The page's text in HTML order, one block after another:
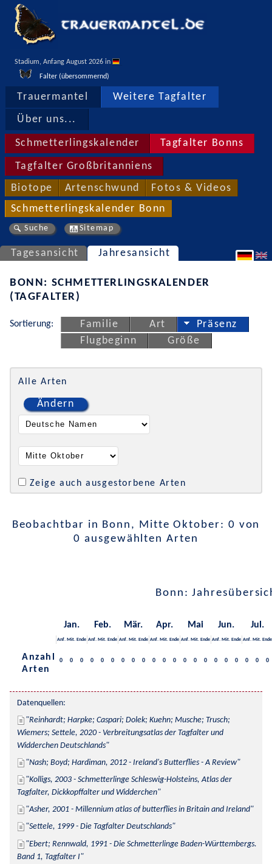
Stadium, Anfang August 2026 in
Falter (übersommernd)
Trauermantel Weitere Tagfalter
Über uns...
Schmetterlingskalender Tagfalter Bonns
Tagfalter Großbritanniens
Biotope Artenschwund Fotos & Videos
Schmetterlingskalender Bonn
Suche Sitemap
Tagesansicht Jahresansicht
BONN: SCHMETTERLINGSKALENDER
(TAGFALTER)
Sortierung: Familie Art
Präsenz
Flugbeginn
Größe
Alle Arten
Ändern
Zeige auch ausgestorbene Arten
Beobachtbar in Bonn, Mitte Oktober: 0 von
0 ausgewählten Arten
Bonn:
Jan. Feb. Mär. Apr. Mai Jun. Jul.
Anf. Mit. Ende Anf. Mit. Ende Anf. Mit. Ende Anf. Mit. Ende Anf. Mit. Ende Anf. Mit. Ende Anf. Mit. Ende
Anzahl
Arten
0 0 0 0 0 0 0 0 0 0 0 0 0 0 0 0 0 0 0 0 0
Datenquellen:
Reinhardt; Harpke; Caspari; Dolek; Kuehn; Musche; Trusch;
Wiemers; Settele, 2020 - Verbreitungsatlas der Tagfalter und
Widderchen Deutschlands
Nash; Boyd; Hardiman, 2012 - Ireland's Butterflies - A Review
Kolligs, 2003 - Schmetterlinge Schleswig-Holsteins, Atlas der
Tagfalter, Dickkopffalter und Widderchen
Asher, 2001 - Millennium atlas of butterflies in Britain and Ireland
Settele, 1999 - Die Tagfalter Deutschlands
Ebert; Rennwald, 1991 - Die Schmetterlinge Baden-Württembergs.
Band 1, Tagfalter I